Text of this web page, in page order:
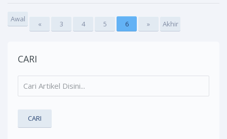
Awal
« 3 4 5 6 » Akhir
CARI